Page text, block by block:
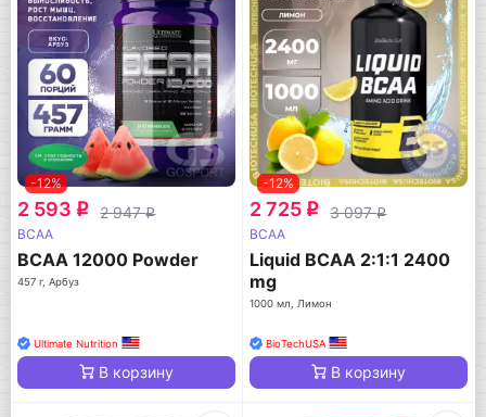
-12%
2 593 q 2 947q
BCAA
BCAA 12000 Powder
457 г, Арбуз
Ultimate Nutrition
В корзину
-12%
2 725 q 3 097q
BCAA
Liquid BCAA 2:1:1 2400
mg
1000 мл, Лимон
BioTechUSA
В корзину